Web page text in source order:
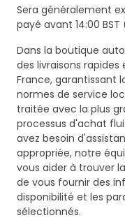
Sera généralement
payé avant 14:00
Dans la boutique
des livraisons
France, garantissant
normes de service
traitée avec la plus
processus d'achat
avez besoin
appropriée, notre
vous aider à trouver
de vous fournir des
disponibilité et les
sélectionnés.